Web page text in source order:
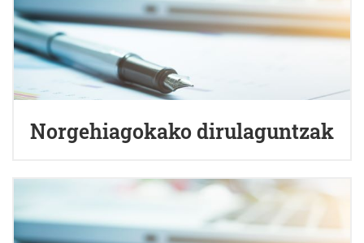
Norgehiagokako dirulaguntzak